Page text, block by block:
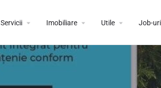
Servicii Imobiliare Utile Job-uri